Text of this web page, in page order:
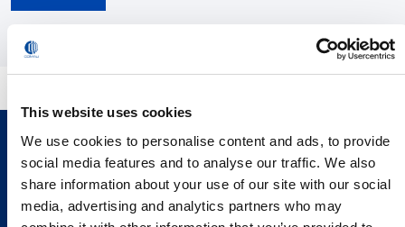
This website uses cookies
We use cookies to personalise content and ads, to provide
social media features and to analyse our traffic. We also
share information about your use of our site with our social
media, advertising and analytics partners who may